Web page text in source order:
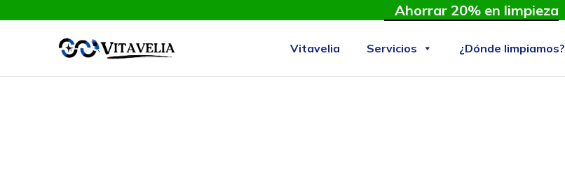
Ahorrar 20% en limpieza
Vitavelia Servicios ¿Dónde limpiamos?